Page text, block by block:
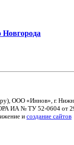
Новгорода
ООО «Иннов», г.
ИА № ТУ 52-0604 от 29
и cоздание сайтов